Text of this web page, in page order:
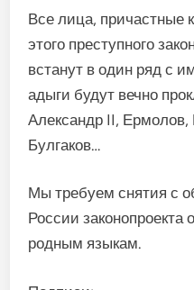
Все лица, причастные
этого преступного
встанут в один ряд с
адыги будут вечно
Александр II, Ермолов,
Булгаков…
Мы требуем снятия с
России
родным языкам.